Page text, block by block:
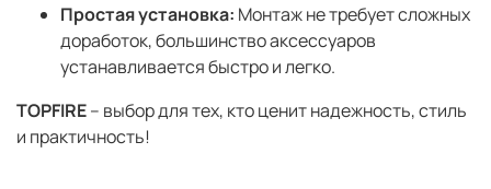
Простая установка: Монтаж не требует сложных
доработок, большинство аксессуаров
устанавливается быстро и легко.
TOPFIRE– выбор для тех, кто ценит надежность, стиль
и практичность!